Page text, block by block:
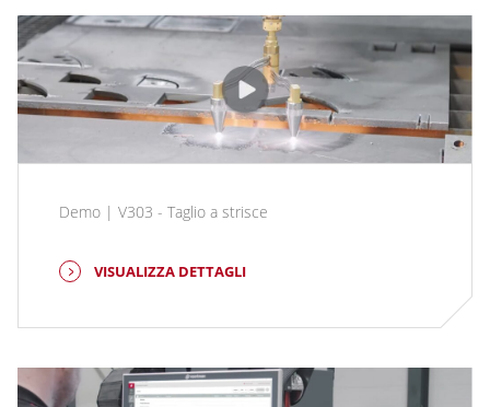
Demo | V303 - Taglio a strisce
VISUALIZZA DETTAGLI